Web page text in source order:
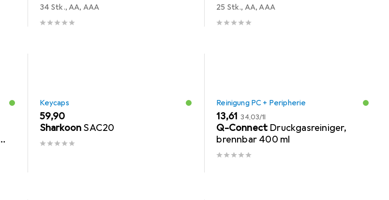
34 Stk., AA, AAA
fan
25 Stk., AA, AAA
Keycaps
EUR
59,90
Sharkoon SAC20
Reinigung PC + Peripherie
EUR
13,61 EUR
34,03/1l
Q-Connect Druckgasreiniger,
brennbar 400 ml